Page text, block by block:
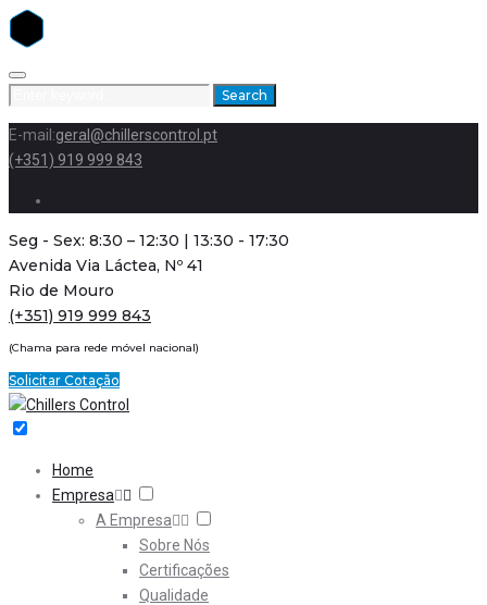
Skip
Search
E-mail:geral@chillerscontrol.pt
(+351) 919 999 843
Seg - Sex: 8:30 – 12:30 | 13:30 - 17:30
Avenida Via Láctea, Nº 41
Rio de Mouro
(+351) 919 999 843
(Chama para rede móvel nacional)
Solicitar Cotação
Home
Empresa
A Empresa
Sobre Nós
Certificações
Qualidade